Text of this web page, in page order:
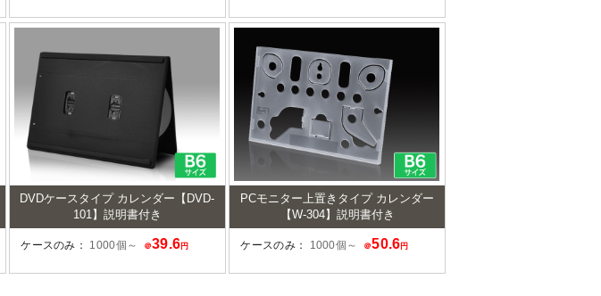
DVDケースタイプ カレンダー【DVD-
101】説明書付き
ケースのみ： 1000個～ ＠39.6 円
PCモニター上置きタイプ カレンダー
【W-304】説明書付き
ケースのみ： 1000個～ ＠50.6 円